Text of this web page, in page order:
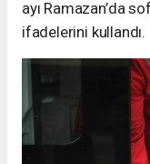
ayı Ramazan’da
ifadelerini kullandı.